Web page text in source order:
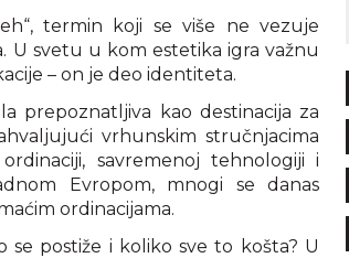
termin koji se više ne vezuje
U svetu u kom estetika igra važnu
– on je deo identiteta.
prepoznatljiva kao destinacija za
vrhunskim stručnjacima
savremenoj tehnologiji i
Evropom, mnogi se danas
ordinacijama.
se postiže i koliko sve to košta? U